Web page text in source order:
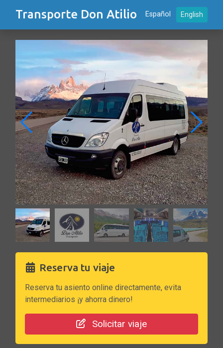
Transporte Don Atilio Español English
Reserva tu viaje
Reserva tu asiento online directamente, evita
intermediarios ¡y ahorra dinero!
Solicitar viaje